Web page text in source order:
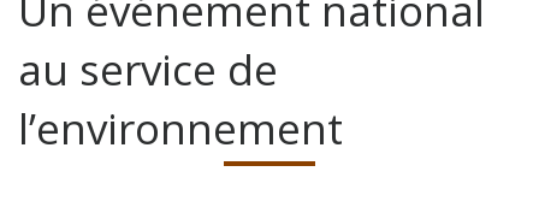
au service de
l’environnement